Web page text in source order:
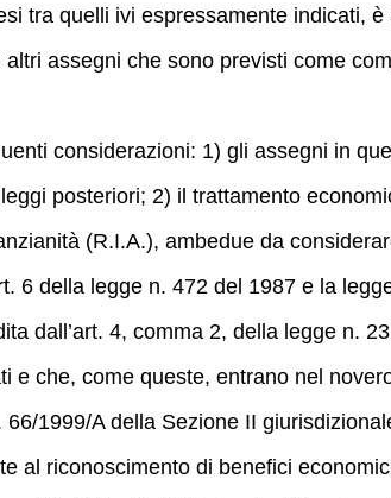
tra quelli ivi espressamente indicati,
assegni che sono previsti come
considerazioni: 1) gli assegni in
posteriori; 2) il trattamento
(R.I.A.), ambedue da
6 della legge n. 472 del 1987 e la
dall’art. 4, comma 2, della legge n.
e che, come queste, entrano nel
1999/A della Sezione II
al riconoscimento di benefici